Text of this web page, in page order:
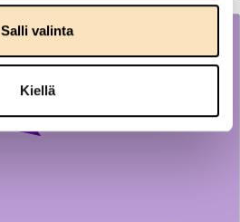
Salli valinta
Kiellä